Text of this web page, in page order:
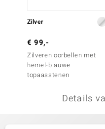
Collection
Zilver
€ 99,-
Zilveren oorbellen met
hemel-blauwe
topaasstenen
Details